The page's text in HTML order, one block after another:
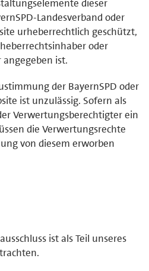
dieser
Landesverband oder
urheberrechtlich geschützt,
oder
ist.
der BayernSPD oder
ist unzulässig. Sofern als
Verwertungsberechtigter ein
die Verwertungsrechte
von diesem erworben
ist als Teil unseres